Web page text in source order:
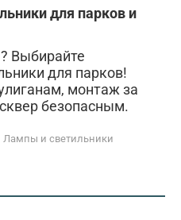
для парков и
Выбирайте
для парков!
монтаж за
безопасным.
Лампы и светильники